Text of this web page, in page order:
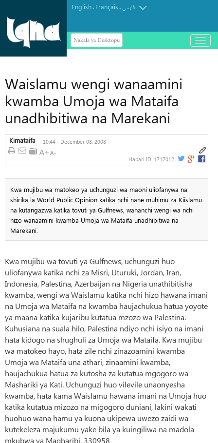
English. Français.فارسی
Nakala ya Desktopu
باز
و
Waislamu wengi wanaamini
kwamba Umoja wa Mataifa
unadhibitiwa na Marekani
Kimataifa 10:44 - December 08, 2008
Habari ID: 1717012
Kwa mujibu wa matokeo ya uchunguzi wa maoni uliofanywa na
shirika la World Public Opinion katika nchi nane muhimu za Kiislamu
na kutangazwa katika tovuti ya Gulfnews, wananchi wengi wa nchi
hizo wanaamini kwamba Umoja wa Mataifa unadhibitiwa na
Marekani.
Kwa mujibu wa tovuti ya Gulfnews, uchunguzi huo
uliofanywa katika nchi za Misri, Uturuki, Jordan, Iran,
Indonesia, Palestina, Azerbaijan na Nigeria unathibitisha
kwamba, wengi wa Waislamu katika nchi hizo hawana imani
na Umoja wa Mataifa na kwamba haujachukua hatua yoyote
ya maana katika kujaribu kutatua mzozo wa Palestina.
Kuhusiana na suala hilo, Palestina ndiyo nchi isiyo na imani
hata kidogo na shughuli za Umoja wa Mataifa. Kwa mujibu
wa matokeo hayo, hata zile nchi zinazoamini kwamba
Umoja wa Mataifa una athari, zinaamini kwamba,
haujachukua hatua za kutosha za kutatua mgogoro wa
Mashariki ya Kati. Uchunguzi huo vilevile unaonyesha
kwamba, hata kama Waislamu hawana imani na Umoja huo
katika kutatua mizozo na migogoro duniani, lakini wakati
huohuo wana hamu ya kuona ukipewa uwezo zaidi wa
kutekeleza majukumu yake bila ya kuingiliwa na madola
mkubwa ya Magharibi. 330958